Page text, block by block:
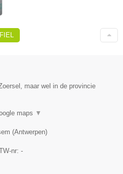
maar wel in de provincie
maps ▼
(Antwerpen)
nr: -